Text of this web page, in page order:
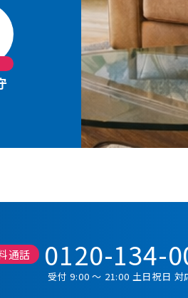
通話 0120-134-
受付 9:00 ～ 21:00 土日祝日 対